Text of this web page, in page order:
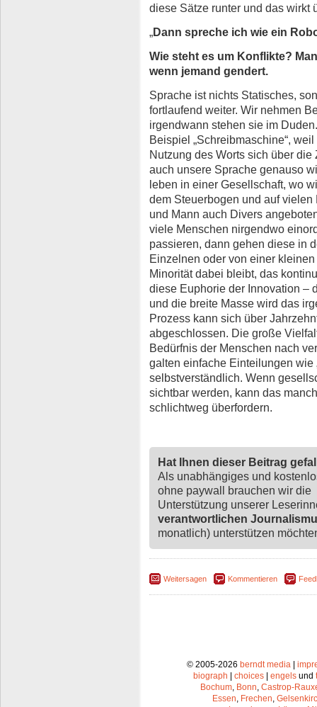
diese Sätze runter und das wirkt
„Dann spreche ich wie ein
Wie steht es um Konflikte?
wenn jemand gendert.
Sprache ist nichts Statisches,
fortlaufend weiter. Wir nehmen
irgendwann stehen sie im
Beispiel „Schreibmaschine“,
Nutzung des Worts sich über
auch unsere Sprache genauso
leben in einer Gesellschaft, wo
dem Steuerbogen und auf
und Mann auch Divers
viele Menschen nirgendwo
passieren, dann gehen diese in
Einzelnen oder von einer
Minorität dabei bleibt, das
diese Euphorie der Innovation –
und die breite Masse wird das
Prozess kann sich über
abgeschlossen. Die große
Bedürfnis der Menschen nach
galten einfache Einteilungen wie
selbstverständlich. Wenn
sichtbar werden, kann das
schlichtweg überfordern.
Hat Ihnen dieser Beitrag
Als unabhängiges und
ohne paywall brauchen wir die
Unterstützung unserer
verantwortlichen
monatlich) unterstützen
Weitersagen Kommentieren
© 2005-2026 berndt media|
biograph
choices engels und
Bochum, Bonn, Castrop-
Essen, Frechen,